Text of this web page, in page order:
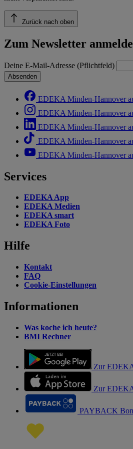
Zurück nach oben
Zum Newsletter
Deine E-Mail-Adresse (Pflichtfeld)
Absenden
EDEKA Minden-Hannover
EDEKA Minden-Hannover
EDEKA Minden-Hannover
EDEKA Minden-Hannover
EDEKA Minden-Hannover
Services
EDEKA App
EDEKA Medien
EDEKA smart
EDEKA Foto
Hilfe
Kontakt
FAQ
Cookie-Einstellungen
Informationen
Was koche ich heute?
BMI Rechner
Zur
Zur
PAYBACK